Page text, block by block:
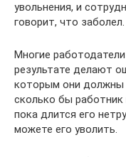
увольнения, и
говорит, что
Многие
результате делают
которым они должны
сколько бы работник
пока длится его
можете его уволить.